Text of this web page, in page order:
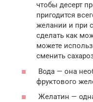
чтобы десерт
пригодится
желании и при
сделать как
можете
сменить
Вода — она
фруктового
Желатин —